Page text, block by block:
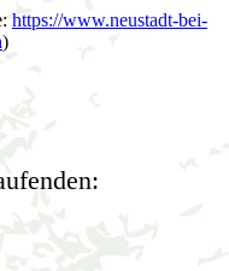
https://www.neustadt-bei-
)